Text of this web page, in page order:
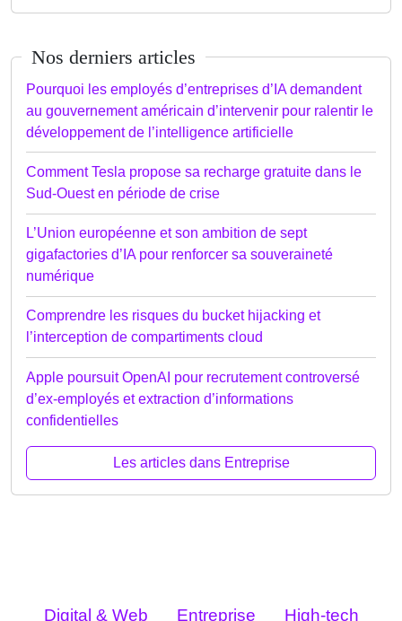
Nos derniers articles
Pourquoi les employés d’entreprises d’IA demandent
au gouvernement américain d’intervenir pour ralentir le
développement de l’intelligence artificielle
Comment Tesla propose sa recharge gratuite dans le
Sud-Ouest en période de crise
L’Union européenne et son ambition de sept
gigafactories d’IA pour renforcer sa souveraineté
numérique
Comprendre les risques du bucket hijacking et
l’interception de compartiments cloud
Apple poursuit OpenAI pour recrutement controversé
d’ex-employés et extraction d’informations
confidentielles
Les articles dans Entreprise
Digital & Web Entreprise High-tech